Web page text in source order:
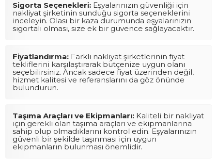
Sigorta Seçenekleri: Eşyalarınızın güvenliği için
nakliyat şirketinin sunduğu sigorta seçeneklerini
inceleyin. Olası bir kaza durumunda eşyalarınızın
sigortalı olması, size ek bir güvence sağlayacaktır.
Fiyatlandırma: Farklı nakliyat şirketlerinin fiyat
tekliflerini karşılaştırarak bütçenize uygun olanı
seçebilirsiniz. Ancak sadece fiyat üzerinden değil,
hizmet kalitesi ve referanslarını da göz önünde
bulundurun.
Taşıma Araçları ve Ekipmanları: Kaliteli bir nakliyat
için gerekli olan taşıma araçları ve ekipmanlarına
sahip olup olmadıklarını kontrol edin. Eşyalarınızın
güvenli bir şekilde taşınması için uygun
ekipmanların bulunması önemlidir.